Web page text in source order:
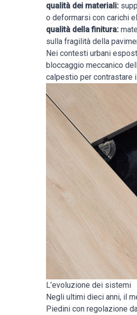
qualità dei materiali:
o deformarsi con carichi
qualità della finitura:
sulla fragilità della
Nei contesti urbani
bloccaggio meccanico
calpestio per contrastare
L’evoluzione dei sistemi
Negli ultimi dieci anni, il
Piedini con regolazione